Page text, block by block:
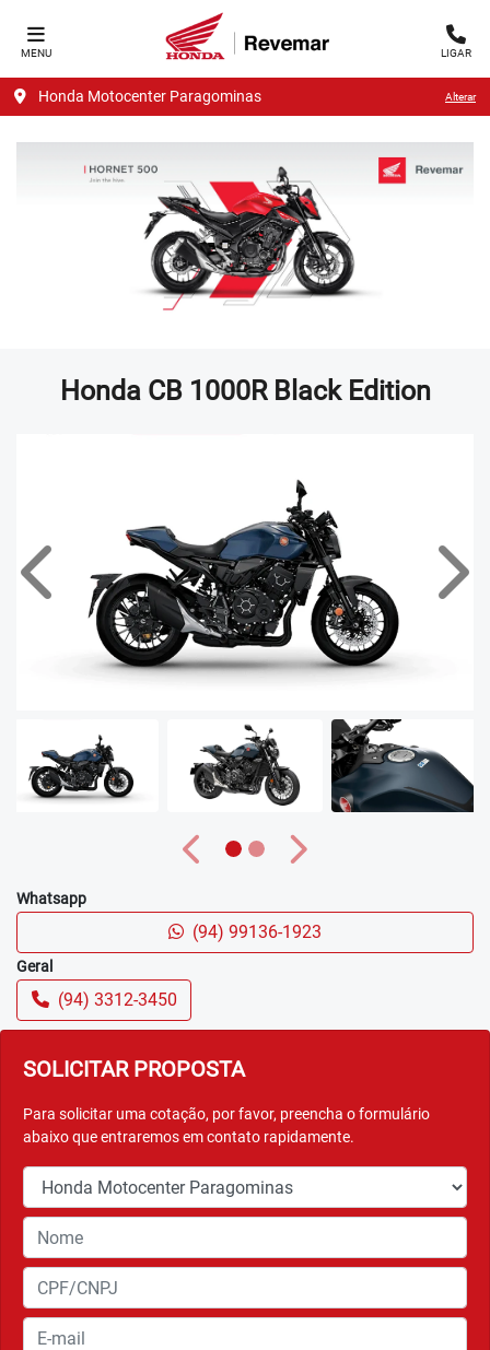
MENU LIGAR
Honda Motocenter Paragominas Alterar
Honda CB 1000R Black Edition
SOLICITAR PROPOSTA
Para solicitar uma cotação, por favor, preencha o formulário
abaixo que entraremos em contato rapidamente.
Anterior
Anterior Próximo
Whatsapp
(94) 99136-1923
Geral
(94) 3312-3450